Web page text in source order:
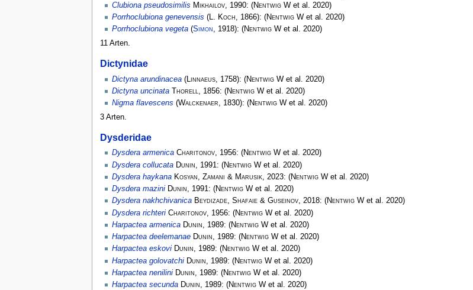
Clubiona pseudosimilis Mikhailov, 1990: (Nentwig Wet al. 2020)
Porrhoclubiona genevensis (L. Koch, 1866): (Nentwig Wet al. 2020)
Porrhoclubiona vegeta(Simon, 1918): (Nentwig Wet al. 2020)
11 Arten.
Dictynidae
Dictyna arundinacea(Linnaeus, 1758): (Nentwig Wet al. 2020)
Dictyna uncinata Thorell, 1856: (Nentwig Wet al. 2020)
Nigma flavescens (Walckenaer, 1830): (Nentwig Wet al. 2020)
3 Arten.
Dysderidae
Dysdera armenica Charitonov, 1956: (Nentwig Wet al. 2020)
Dysdera collucata Dunin , 1991: (Nentwig Wet al. 2020)
Dysdera haykana Kosyan, Zamani & Marusik, 2023: (Nentwig Wet al. 2020)
Dysdera mazini Dunin, 1991: (Nentwig Wet al. 2020)
Dysdera nakhchivanica Beydizade, Shafaie & Guseinov, 2018: (Nentwig Wet al. 2020)
Dysdera richteri Charitonov, 1956: (Nentwig Wet al. 2020)
Harpactea armenica Dunin, 1989: (Nentwig Wet al. 2020)
Harpactea deelemanae Dunin, 1989: (Nentwig Wet al. 2020)
Harpactea eskovi Dunin, 1989: (Nentwig Wet al. 2020)
Harpactea golovatchi Dunin , 1989: (Nentwig Wet al. 2020)
Harpactea nenilini Dunin, 1989: (Nentwig Wet al. 2020)
Harpactea secunda Dunin, 1989: (Nentwig Wet al. 2020)